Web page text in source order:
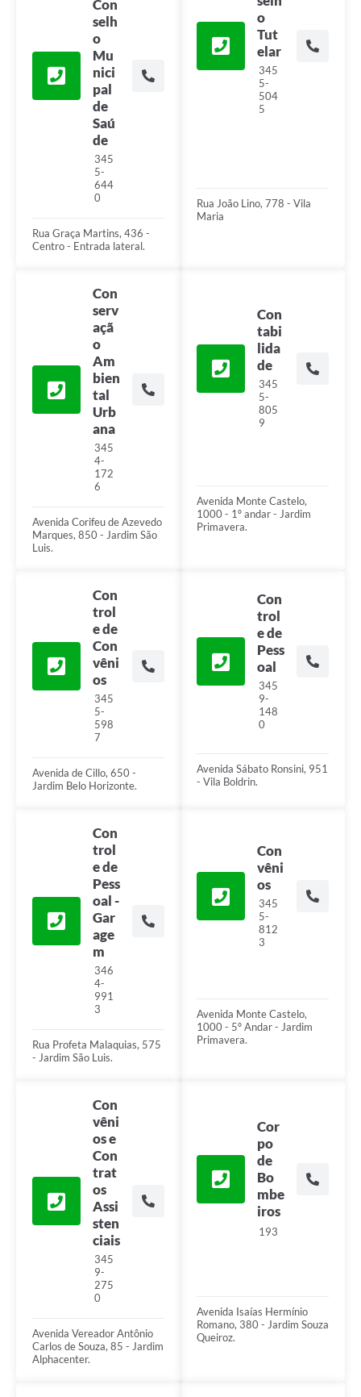
Con
selh
o
Mu
nici
pal
de
Saú
de
345
5-
644
0
Rua Graça Martins, 436 -
Centro - Entrada lateral.
o
Tut
elar
345
5-
504
5
Rua João Lino, 778 - Vila
Maria
Con
serv
açã
o
Am
bien
tal
Urb
ana
345
4-
172
6
Avenida Corifeu de Azevedo
Marques, 850 - Jardim São
Luis.
Con
tabi
lida
de
345
5-
805
9
Avenida Monte Castelo,
1000 - 1º andar - Jardim
Primavera.
Con
trol
e de
Con
vêni
os
345
5-
598
7
Avenida de Cillo, 650 -
Jardim Belo Horizonte.
Con
trol
e de
Pess
oal
345
9-
148
0
Avenida Sábato Ronsini, 951
- Vila Boldrin.
Con
trol
e de
Pess
oal -
Gar
age
m
346
4-
991
3
Rua Profeta Malaquias, 575
- Jardim São Luis.
Con
vêni
os
345
5-
812
3
Avenida Monte Castelo,
1000 - 5º Andar - Jardim
Primavera.
Con
vêni
os e
Con
trat
os
Assi
sten
ciais
345
9-
275
0
Avenida Vereador Antônio
Carlos de Souza, 85 - Jardim
Alphacenter.
Cor
po
de
Bo
mbe
iros
193
Avenida Isaías Hermínio
Romano, 380 - Jardim Souza
Queiroz.